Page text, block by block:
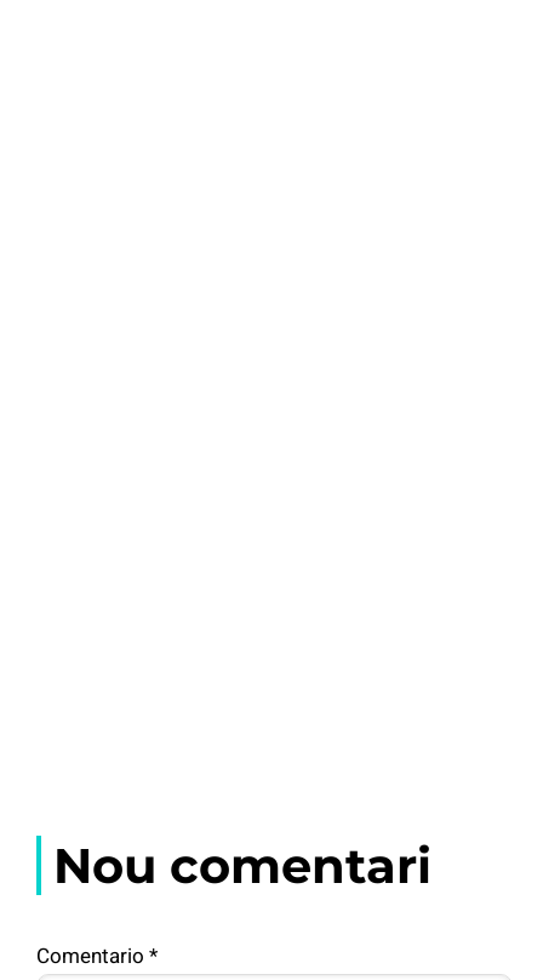
Nou comentari
Comentario *